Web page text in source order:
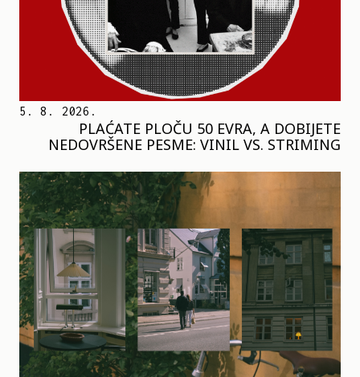
5. 8. 2026.
PLAĆATE PLOČU 50 EVRA, A DOBIJETE
NEDOVRŠENE PESME: VINIL VS. STRIMING